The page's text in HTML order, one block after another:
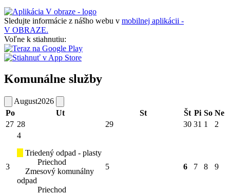
Sledujte informácie z nášho webu v mobilnej aplikácii -
V OBRAZE.
Voľne k stiahnutiu:
Komunálne služby
August2026
Po
Ut St Št Pi So Ne
27 28 29 30 31 1 2
3
4
Triedený odpad - plasty
Priechod
Zmesový komunálny
odpad
Priechod
5 6 7 8 9